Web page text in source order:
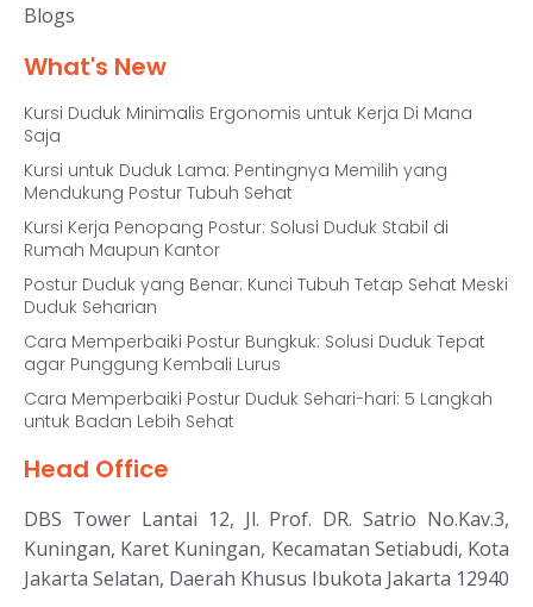
Blogs
What's New
Kursi Duduk Minimalis Ergonomis untuk Kerja Di Mana
Saja
Kursi untuk Duduk Lama: Pentingnya Memilih yang
Mendukung Postur Tubuh Sehat
Kursi Kerja Penopang Postur: Solusi Duduk Stabil di
Rumah Maupun Kantor
Postur Duduk yang Benar: Kunci Tubuh Tetap Sehat Meski
Duduk Seharian
Cara Memperbaiki Postur Bungkuk: Solusi Duduk Tepat
agar Punggung Kembali Lurus
Cara Memperbaiki Postur Duduk Sehari-hari: 5 Langkah
untuk Badan Lebih Sehat
Head Office
DBS Tower Lantai 12, Jl. Prof. DR. Satrio No.Kav.3,
Kuningan, Karet Kuningan, Kecamatan Setiabudi, Kota
Jakarta Selatan, Daerah Khusus Ibukota Jakarta 12940